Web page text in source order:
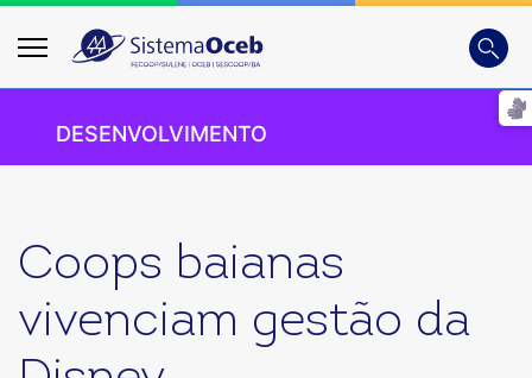
Busca
DESENVOLVIMENTO
Coops baianas
vivenciam gestão da